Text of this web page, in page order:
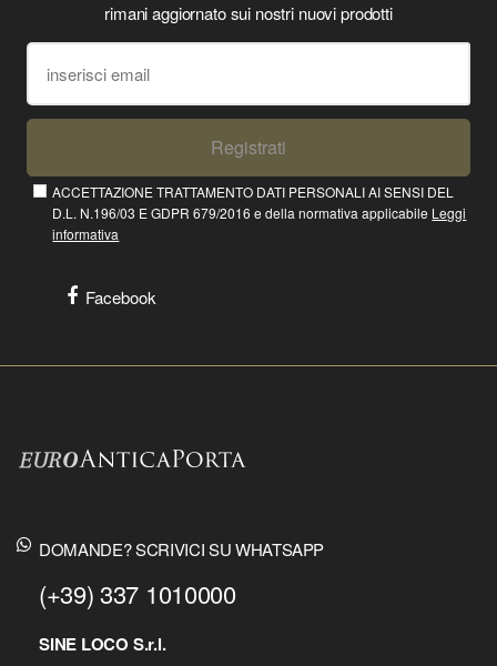
rimani aggiornato sui nostri nuovi prodotti
Registrati
ACCETTAZIONE TRATTAMENTO DATI PERSONALI AI SENSI DEL
D.L. N.196/03 E GDPR 679/2016 e della normativa applicabile Leggi
informativa
Facebook
DOMANDE? SCRIVICI SU WHATSAPP
(+39) 337 1010000
SINE LOCO S.r.l.